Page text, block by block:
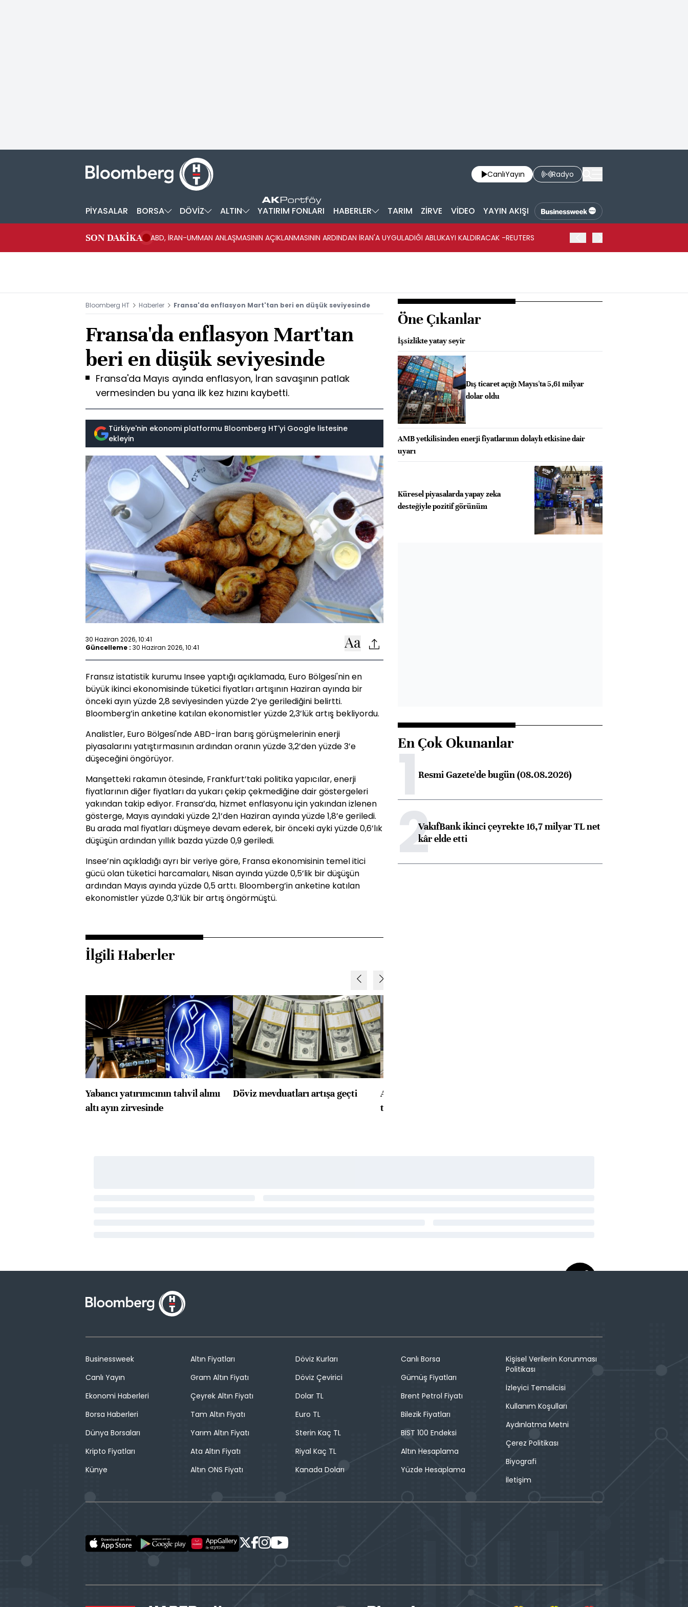
CanlıYayın Radyo
PİYASALAR BORSA DÖVİZ ALTIN YATIRIM FONLARI HABERLER TARIM ZİRVE VİDEO YAYIN AKIŞI
SON DAKİKA ABD, İRAN-UMMAN ANLAŞMASININ AÇIKLANMASININ ARDINDAN İRAN'A UYGULADIĞI ABLUKAYI KALDIRACAK -REUTERS
Bloomberg HT Haberler Fransa'da enflasyon Mart'tan beri en düşük seviyesinde
Fransa'da enflasyon Mart'tan
beri en düşük seviyesinde
Fransa'da Mayıs ayında enflasyon, İran savaşının patlak
vermesinden bu yana ilk kez hızını kaybetti.
Türkiye'nin ekonomi platformu Bloomberg HT'yi Google listesine
ekleyin
30 Haziran 2026, 10:41
Güncelleme : 30 Haziran 2026, 10:41
Fransız istatistik kurumu Insee yaptığı açıklamada, Euro Bölgesi'nin en
büyük ikinci ekonomisinde tüketici fiyatları artışının Haziran ayında bir
önceki ayın yüzde 2,8 seviyesinden yüzde 2’ye gerilediğini belirtti.
Bloomberg’in anketine katılan ekonomistler yüzde 2,3’lük artış bekliyordu.
Analistler, Euro Bölgesi'nde ABD-İran barış görüşmelerinin enerji
piyasalarını yatıştırmasının ardından oranın yüzde 3,2’den yüzde 3’e
düşeceğini öngörüyor.
Manşetteki rakamın ötesinde, Frankfurt’taki politika yapıcılar, enerji
fiyatlarının diğer fiyatları da yukarı çekip çekmediğine dair göstergeleri
yakından takip ediyor. Fransa’da, hizmet enflasyonu için yakından izlenen
gösterge, Mayıs ayındaki yüzde 2,1’den Haziran ayında yüzde 1,8’e geriledi.
Bu arada mal fiyatları düşmeye devam ederek, bir önceki ayki yüzde 0,6’lık
düşüşün ardından yıllık bazda yüzde 0,9 geriledi.
Insee’nin açıkladığı ayrı bir veriye göre, Fransa ekonomisinin temel itici
gücü olan tüketici harcamaları, Nisan ayında yüzde 0,5’lik bir düşüşün
ardından Mayıs ayında yüzde 0,5 arttı. Bloomberg’in anketine katılan
ekonomistler yüzde 0,3’lük bir artış öngörmüştü.
İlgili Haberler
Yabancı yatırımcının tahvil alımı
altı ayın zirvesinde
Döviz mevduatları artışa geçti
ABD'de konut başlangıçları
toparlandı
Öne Çıkanlar
İşsizlikte yatay seyir
Dış ticaret açığı Mayıs'ta 5,61 milyar
dolar oldu
AMB yetkilisinden enerji fiyatlarının dolaylı etkisine dair
uyarı
Küresel piyasalarda yapay zeka
desteğiyle pozitif görünüm
En Çok Okunanlar
1Resmi Gazete'de bugün (08.08.2026)
2VakıfBank ikinci çeyrekte 16,7 milyar TL net
kâr elde etti
Businessweek
Canlı Yayın
Ekonomi Haberleri
Borsa Haberleri
Dünya Borsaları
Kripto Fiyatları
Künye
Altın Fiyatları
Gram Altın Fiyatı
Çeyrek Altın Fiyatı
Tam Altın Fiyatı
Yarım Altın Fiyatı
Ata Altın Fiyatı
Altın ONS Fiyatı
Döviz Kurları
Döviz Çevirici
Dolar TL
Euro TL
Sterin Kaç TL
Riyal Kaç TL
Kanada Doları
Canlı Borsa
Gümüş Fiyatları
Brent Petrol Fiyatı
Bilezik Fiyatları
BIST 100 Endeksi
Altın Hesaplama
Yüzde Hesaplama
Kişisel Verilerin Korunması
Politikası
İzleyici Temsilcisi
Kullanım Koşulları
Aydınlatma Metni
Çerez Politikası
Biyografi
İletişim